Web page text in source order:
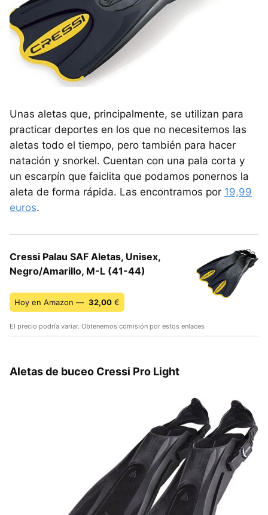
Unas aletas que, principalmente, se utilizan para
practicar deportes en los que no necesitemos las
aletas todo el tiempo, pero también para hacer
natación y snorkel. Cuentan con una pala corta y
un escarpín que faiclita que podamos ponernos la
aleta de forma rápida. Las encontramos por 19,99
euros.
Cressi Palau SAF Aletas, Unisex,
Negro/Amarillo, M-L (41-44)
Hoy en Amazon — 32,00 €
El precio podría variar. Obtenemos comisión por estos enlaces
Aletas de buceo Cressi Pro Light